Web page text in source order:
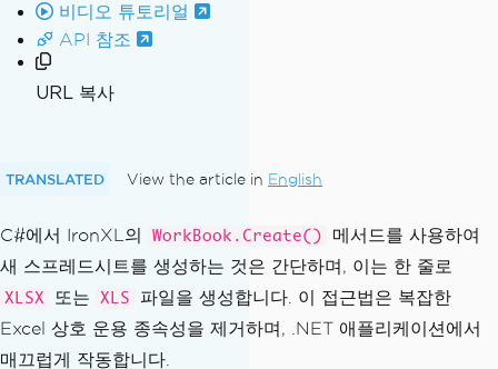
비디오 튜토리얼
API 참조
URL 복사
TRANSLATED View the article in English
C#에서 IronXL의 WorkBook.Create()
메서드를 사용하여
새 스프레드시트를 생성하는 것은 간단하며, 이는 한 줄로
XLSX 또는 XLS
파일을 생성합니다. 이 접근법은 복잡한
Excel 상호 운용 종속성을 제거하며, .NET 애플리케이션에서
매끄럽게 작동합니다.